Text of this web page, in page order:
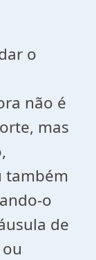
o
não é
mas
também
o
de